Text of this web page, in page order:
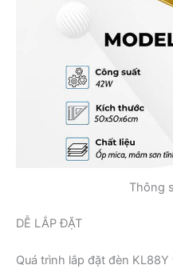
Thông
DỄ LẮP ĐẶT
Quá trình lắp đặt đèn